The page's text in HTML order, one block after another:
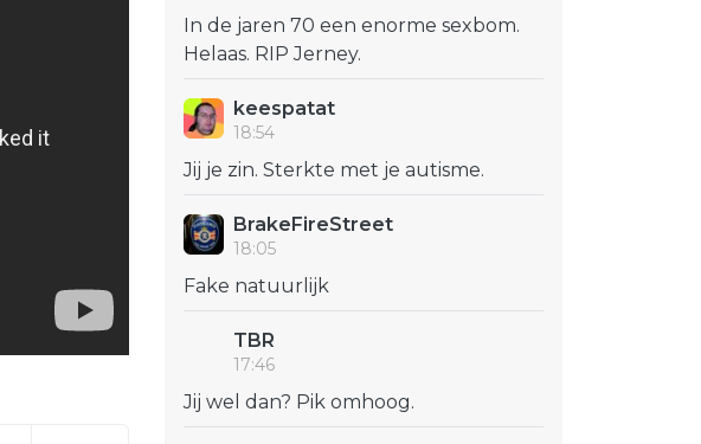
In de jaren 70 een enorme sexbom.
Helaas. RIP Jerney.
keespatat
18:54
Jij je zin. Sterkte met je autisme.
BrakeFireStreet
18:05
Fake natuurlijk
TBR
17:46
Jij wel dan? Pik omhoog.